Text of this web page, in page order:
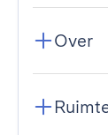
Over